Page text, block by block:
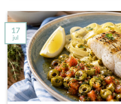
17
jul